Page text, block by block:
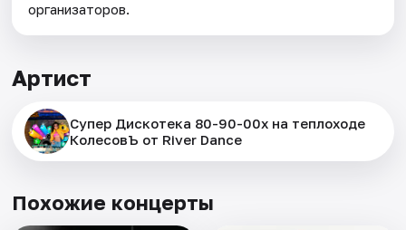
организаторов.
Артист
Супер Дискотека 80-90-00х на теплоходе
КолесовЪ от River Dance
Похожие концерты